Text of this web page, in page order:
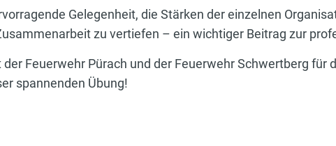
Gelegenheit, die Stärken der einzelnen
zu vertiefen – ein wichtiger Beitrag zur
der Feuerwehr Pürach und der Feuerwehr Schwertberg für
spannenden Übung!